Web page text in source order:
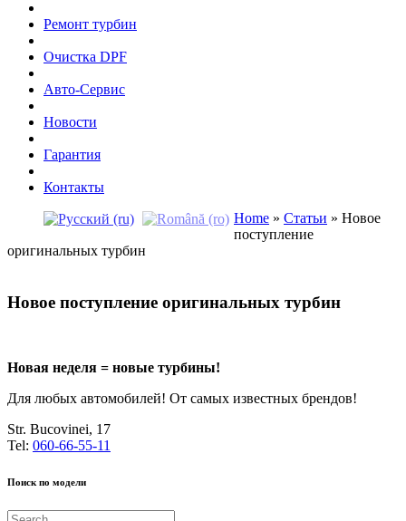
Ремонт турбин
Очистка DPF
Авто-Сервис
Новости
Гарантия
Контакты
Home » Статьи » Новое
поступление
оригинальных турбин
Новое поступление оригинальных турбин
Новая неделя = новые турбины!
Для любых автомобилей! От самых известных брендов!
Str. Bucovinei, 17
Tel: 060-66-55-11
Поиск по модели